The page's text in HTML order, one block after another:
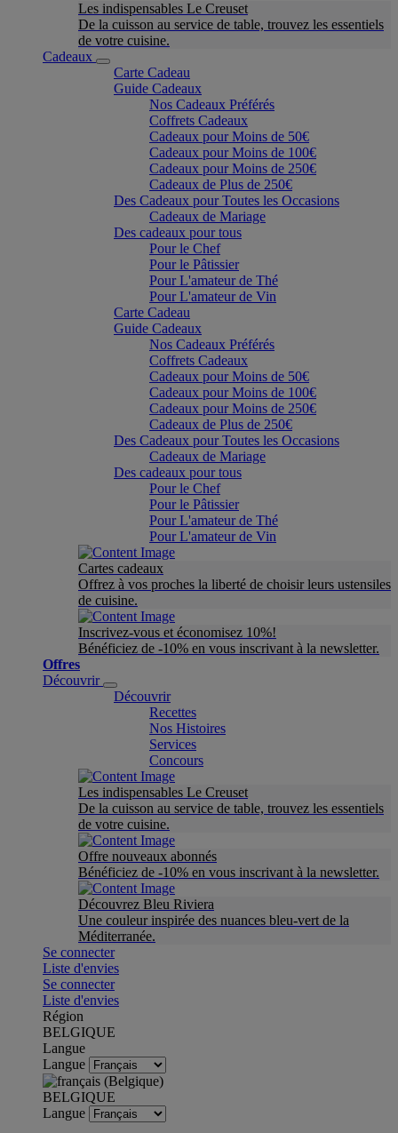
Les indispensables Le Creuset
De la cuisson au service de table, trouvez les essentiels
de votre cuisine.
Cadeaux
Carte Cadeau
Guide Cadeaux
Nos Cadeaux Préférés
Coffrets Cadeaux
Cadeaux pour Moins de 50€
Cadeaux pour Moins de 100€
Cadeaux pour Moins de 250€
Cadeaux de Plus de 250€
Des Cadeaux pour Toutes les Occasions
Cadeaux de Mariage
Des cadeaux pour tous
Pour le Chef
Pour le Pâtissier
Pour L'amateur de Thé
Pour L'amateur de Vin
Carte Cadeau
Guide Cadeaux
Nos Cadeaux Préférés
Coffrets Cadeaux
Cadeaux pour Moins de 50€
Cadeaux pour Moins de 100€
Cadeaux pour Moins de 250€
Cadeaux de Plus de 250€
Des Cadeaux pour Toutes les Occasions
Cadeaux de Mariage
Des cadeaux pour tous
Pour le Chef
Pour le Pâtissier
Pour L'amateur de Thé
Pour L'amateur de Vin
Cartes cadeaux
Offrez à vos proches la liberté de choisir leurs ustensiles
de cuisine.
Inscrivez-vous et économisez 10%!
Bénéficiez de -10% en vous inscrivant à la newsletter.
Offres
Découvrir
Découvrir
Recettes
Nos Histoires
Services
Concours
Les indispensables Le Creuset
De la cuisson au service de table, trouvez les essentiels
de votre cuisine.
Offre nouveaux abonnés
Bénéficiez de -10% en vous inscrivant à la newsletter.
Découvrez Bleu Riviera
Une couleur inspirée des nuances bleu-vert de la
Méditerranée.
Se connecter
Liste d'envies
Se connecter
Liste d'envies
Région
BELGIQUE
Langue
Langue
BELGIQUE
Langue